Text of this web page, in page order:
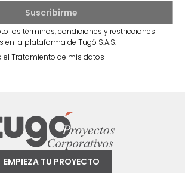
los términos, condiciones y restricciones
la plataforma de Tugó S.A.S.
el Tratamiento de mis datos
EMPIEZA TU PROYECTO